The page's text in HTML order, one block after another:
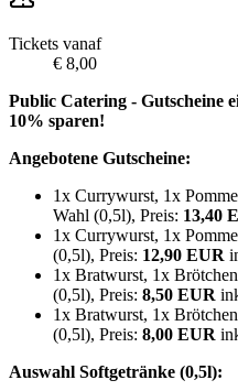
Tickets vanaf
€ 8,00
Public Catering - Gutscheine
10% sparen!
Angebotene Gutscheine:
1x Currywurst, 1x
Wahl (0,5l), Preis: 13,40
1x Currywurst, 1x
(0,5l), Preis: 12,90 EUR
1x Bratwurst, 1x
(0,5l), Preis: 8,50 EUR
1x Bratwurst, 1x
(0,5l), Preis: 8,00 EUR
Auswahl Softgetränke (0,5l):